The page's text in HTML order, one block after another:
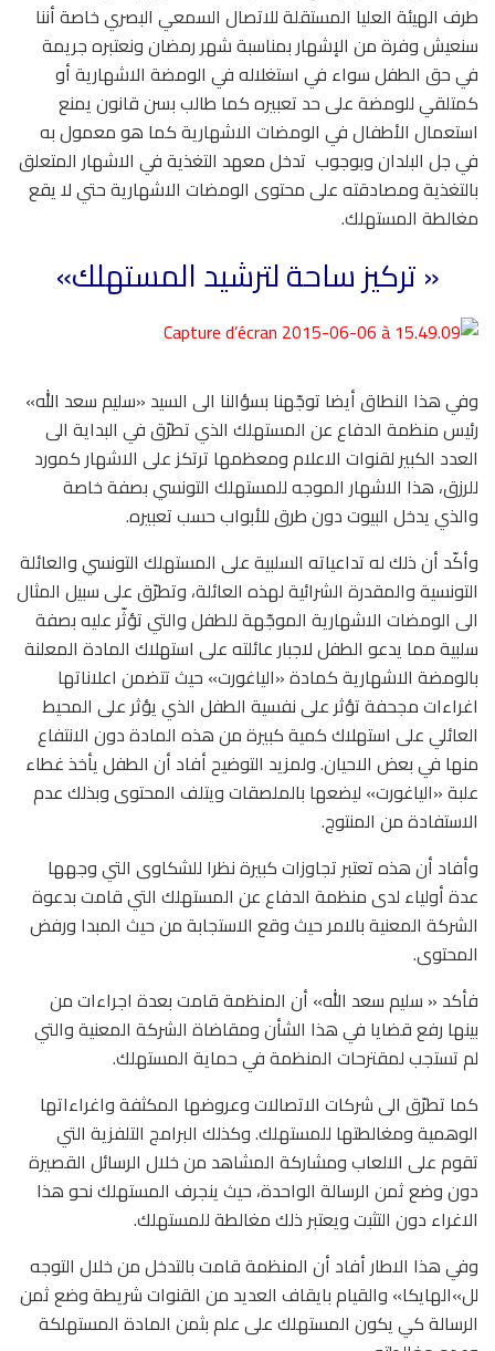
طرف الهيئة العليا المستقلة للاتصال السمعي البصري خاصة أننا
سنعيش وفرة من الإشهار بمناسبة شهر رمضان ونعتبره جريمة
في حق الطفل سواء في استغلاله في الومضة الاشهارية أو
كمتلقي للومضة على حد تعبيره كما طالب بسن قانون يمنع
استعمال الأطفال في الومضات الاشهارية كما هو معمول به
في جل البلدان وبوجوب تدخل معهد التغذية في الاشهار المتعلق
بالتغذية ومصادقته على محتوى الومضات الاشهارية حتي لا يقع
مغالطة المستهلك.
« تركيز ساحة لترشيد المستهلك»
وفي هذا النطاق أيضا توجّهنا بسؤالنا الى السيد «سليم سعد الله»
رئيس منظمة الدفاع عن المستهلك الذي تطرّق في البداية الى
العدد الكبير لقنوات الاعلام ومعظمها ترتكز على الاشهار كمورد
للرزق، هذا الاشهار الموجه للمستهلك التونسي بصفة خاصة
والذي يدخل البيوت دون طرق للأبواب حسب تعبيره.
وأكّد أن ذلك له تداعياته السلبية على المستهلك التونسي والعائلة
التونسية والمقدرة الشرائية لهذه العائلة، وتطرّق على سبيل المثال
الى الومضات الاشهارية الموجّهة للطفل والتي تؤثّر عليه بصفة
سلبية مما يدعو الطفل لاجبار عائلته على استهلاك المادة المعلنة
بالومضة الاشهارية كمادة «الياغورت» حيث تتضمن اعلاناتها
اغراءات مجحفة تؤثر على نفسية الطفل الذي يؤثر على المحيط
العائلي على استهلاك كمية كبيرة من هذه المادة دون الانتفاع
منها في بعض الاحيان. ولمزيد التوضيح أفاد أن الطفل يأخذ غطاء
علبة «الياغورت» ليضعها بالملصقات ويتلف المحتوى وبذلك عدم
الاستفادة من المنتوج.
وأفاد أن هذه تعتبر تجاوزات كبيرة نظرا للشكاوى التي وجهها
عدة أولياء لدى منظمة الدفاع عن المستهلك التي قامت بدعوة
الشركة المعنية بالامر حيث وقع الاستجابة من حيث المبدا ورفض
المحتوى.
فأكد « سليم سعد الله» أن المنظمة قامت بعدة اجراءات من
بينها رفع قضايا في هذا الشأن ومقاضاة الشركة المعنية والتي
لم تستجب لمقترحات المنظمة في حماية المستهلك.
كما تطرّق الى شركات الاتصالات وعروضها المكثفة واغراءاتها
الوهمية ومغالطتها للمستهلك. وكذلك البرامج التلفزية التي
تقوم على الالعاب ومشاركة المشاهد من خلال الرسائل القصيرة
دون وضع ثمن الرسالة الواحدة، حيث ينجرف المستهلك نحو هذا
الاغراء دون التثبت ويعتبر ذلك مغالطة للمستهلك.
وفي هذا الاطار أفاد أن المنظمة قامت بالتدخل من خلال التوجه
لل»الهايكا» والقيام بايقاف العديد من القنوات شريطة وضع ثمن
الرسالة كي يكون المستهلك على علم بثمن المادة المستهلكة